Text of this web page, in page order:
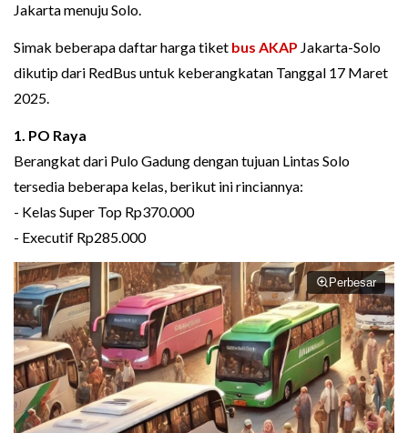
Jakarta menuju Solo.
Simak beberapa daftar harga tiket bus AKAP Jakarta-Solo
dikutip dari RedBus untuk keberangkatan Tanggal 17 Maret
2025.
1. PO Raya
Berangkat dari Pulo Gadung dengan tujuan Lintas Solo
tersedia beberapa kelas, berikut ini rinciannya:
- Kelas Super Top Rp370.000
- Executif Rp285.000
Perbesar